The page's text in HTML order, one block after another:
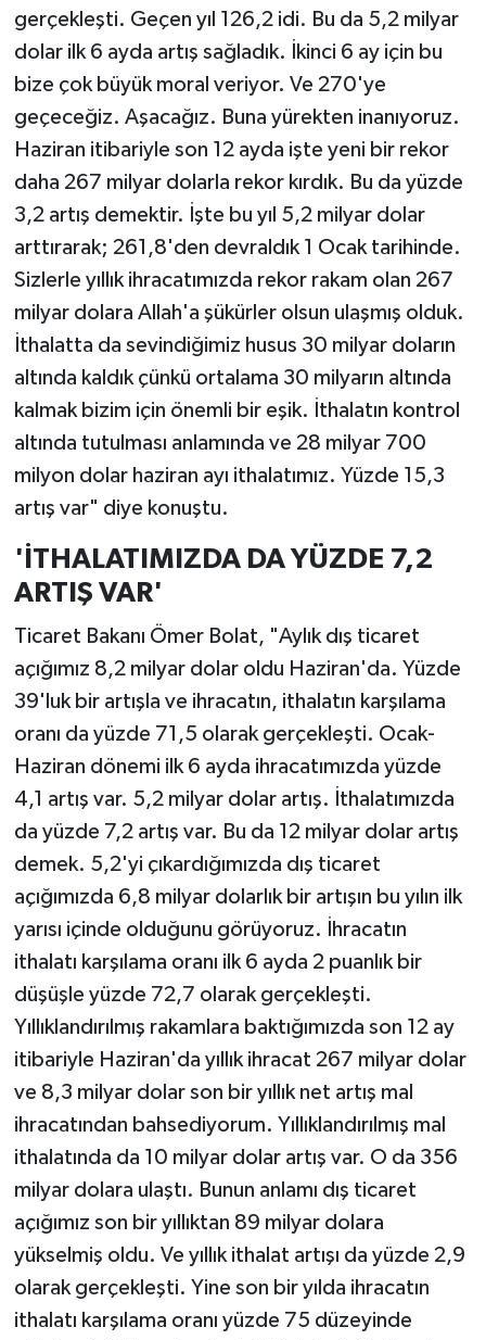
gerçekleşti. Geçen yıl 126,2 idi. Bu da 5,2 milyar
dolar ilk 6 ayda artış sağladık. İkinci 6 ay için bu
bize çok büyük moral veriyor. Ve 270'ye
geçeceğiz. Aşacağız. Buna yürekten inanıyoruz.
Haziran itibariyle son 12 ayda işte yeni bir rekor
daha 267 milyar dolarla rekor kırdık. Bu da yüzde
3,2 artış demektir. İşte bu yıl 5,2 milyar dolar
arttırarak; 261,8'den devraldık 1 Ocak tarihinde.
Sizlerle yıllık ihracatımızda rekor rakam olan 267
milyar dolara Allah'a şükürler olsun ulaşmış olduk.
İthalatta da sevindiğimiz husus 30 milyar doların
altında kaldık çünkü ortalama 30 milyarın altında
kalmak bizim için önemli bir eşik. İthalatın kontrol
altında tutulması anlamında ve 28 milyar 700
milyon dolar haziran ayı ithalatımız. Yüzde 15,3
artış var" diye konuştu.
'İTHALATIMIZDA DA YÜZDE 7,2
ARTIŞ VAR'
Ticaret Bakanı Ömer Bolat, "Aylık dış ticaret
açığımız 8,2 milyar dolar oldu Haziran'da. Yüzde
39'luk bir artışla ve ihracatın, ithalatın karşılama
oranı da yüzde 71,5 olarak gerçekleşti. Ocak-
Haziran dönemi ilk 6 ayda ihracatımızda yüzde
4,1 artış var. 5,2 milyar dolar artış. İthalatımızda
da yüzde 7,2 artış var. Bu da 12 milyar dolar artış
demek. 5,2'yi çıkardığımızda dış ticaret
açığımızda 6,8 milyar dolarlık bir artışın bu yılın ilk
yarısı içinde olduğunu görüyoruz. İhracatın
ithalatı karşılama oranı ilk 6 ayda 2 puanlık bir
düşüşle yüzde 72,7 olarak gerçekleşti.
Yıllıklandırılmış rakamlara baktığımızda son 12 ay
itibariyle Haziran'da yıllık ihracat 267 milyar dolar
ve 8,3 milyar dolar son bir yıllık net artış mal
ihracatından bahsediyorum. Yıllıklandırılmış mal
ithalatında da 10 milyar dolar artış var. O da 356
milyar dolara ulaştı. Bunun anlamı dış ticaret
açığımız son bir yıllıktan 89 milyar dolara
yükselmiş oldu. Ve yıllık ithalat artışı da yüzde 2,9
olarak gerçekleşti. Yine son bir yılda ihracatın
ithalatı karşılama oranı yüzde 75 düzeyinde